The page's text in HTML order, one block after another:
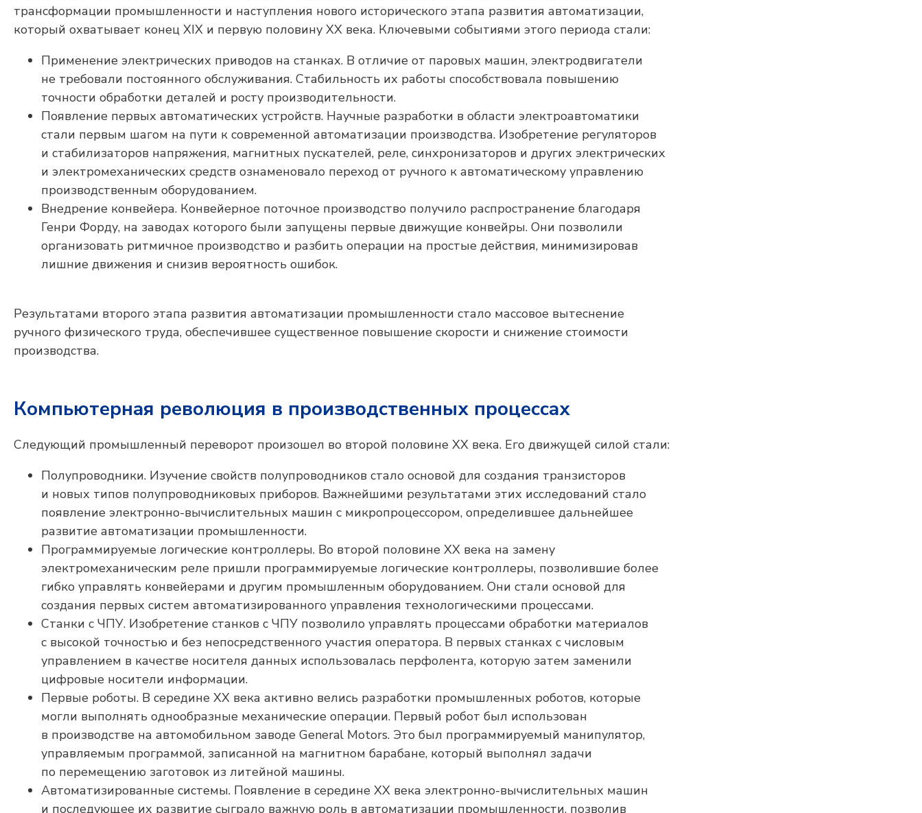
трансформации промышленности и наступления нового исторического этапа развития автоматизации,
который охватывает конец XIX и первую половину XX века. Ключевыми событиями этого периода стали:
Применение электрических приводов на станках. В отличие от паровых машин, электродвигатели
не требовали постоянного обслуживания. Стабильность их работы способствовала повышению
точности обработки деталей и росту производительности.
Появление первых автоматических устройств. Научные разработки в области электроавтоматики
стали первым шагом на пути к современной автоматизации производства. Изобретение регуляторов
и стабилизаторов напряжения, магнитных пускателей, реле, синхронизаторов и других электрических
и электромеханических средств ознаменовало переход от ручного к автоматическому управлению
производственным оборудованием.
Внедрение конвейера. Конвейерное поточное производство получило распространение благодаря
Генри Форду, на заводах которого были запущены первые движущие конвейры. Они позволили
организовать ритмичное производство и разбить операции на простые действия, минимизировав
лишние движения и снизив вероятность ошибок.
Результатами второго этапа развития автоматизации промышленности стало массовое вытеснение
ручного физического труда, обеспечившее существенное повышение скорости и снижение стоимости
производства.
Компьютерная революция в производственных процессах
Следующий промышленный переворот произошел во второй половине XX века. Его движущей силой стали:
Полупроводники. Изучение свойств полупроводников стало основой для создания транзисторов
и новых типов полупроводниковых приборов. Важнейшими результатами этих исследований стало
появление электронно-вычислительных машин с микропроцессором, определившее дальнейшее
развитие автоматизации промышленности.
Программируемые логические контроллеры. Во второй половине XX века на замену
электромеханическим реле пришли программируемые логические контроллеры, позволившие более
гибко управлять конвейерами и другим промышленным оборудованием. Они стали основой для
создания первых систем автоматизированного управления технологическими процессами.
Станки с ЧПУ. Изобретение станков с ЧПУ позволило управлять процессами обработки материалов
с высокой точностью и без непосредственного участия оператора. В первых станках с числовым
управлением в качестве носителя данных использовалась перфолента, которую затем заменили
цифровые носители информации.
Первые роботы. В середине XX века активно велись разработки промышленных роботов, которые
могли выполнять однообразные механические операции. Первый робот был использован
в производстве на автомобильном заводе General Motors. Это был программируемый манипулятор,
управляемым программой, записанной на магнитном барабане, который выполнял задачи
по перемещению заготовок из литейной машины.
Автоматизированные системы. Появление в середине XX века электронно-вычислительных машин
и последующее их развитие сыграло важную роль в автоматизации промышленности, позволив